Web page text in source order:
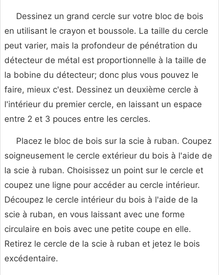
Dessinez un grand cercle sur votre bloc de bois
en utilisant le crayon et boussole. La taille du cercle
peut varier, mais la profondeur de pénétration du
détecteur de métal est proportionnelle à la taille de
la bobine du détecteur; donc plus vous pouvez le
faire, mieux c'est. Dessinez un deuxième cercle à
l'intérieur du premier cercle, en laissant un espace
entre 2 et 3 pouces entre les cercles.
Placez le bloc de bois sur la scie à ruban. Coupez
soigneusement le cercle extérieur du bois à l'aide de
la scie à ruban. Choisissez un point sur le cercle et
coupez une ligne pour accéder au cercle intérieur.
Découpez le cercle intérieur du bois à l'aide de la
scie à ruban, en vous laissant avec une forme
circulaire en bois avec une petite coupe en elle.
Retirez le cercle de la scie à ruban et jetez le bois
excédentaire.